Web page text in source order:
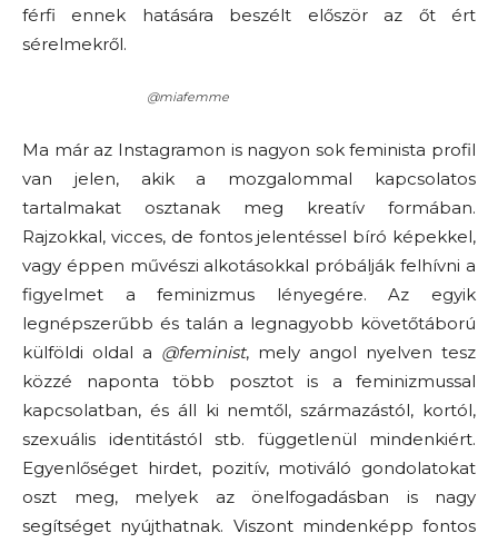
férfi ennek hatására beszélt először az őt ért
sérelmekről.
@miafemme
Ma már az Instagramon is nagyon sok feminista profil
van jelen, akik a mozgalommal kapcsolatos
tartalmakat osztanak meg kreatív formában.
Rajzokkal, vicces, de fontos jelentéssel bíró képekkel,
vagy éppen művészi alkotásokkal próbálják felhívni a
figyelmet a feminizmus lényegére. Az egyik
legnépszerűbb és talán a legnagyobb követőtáború
külföldi oldal a @feminist, mely angol nyelven tesz
közzé naponta több posztot is a feminizmussal
kapcsolatban, és áll ki nemtől, származástól, kortól,
szexuális identitástól stb. függetlenül mindenkiért.
Egyenlőséget hirdet, pozitív, motiváló gondolatokat
oszt meg, melyek az önelfogadásban is nagy
segítséget nyújthatnak. Viszont mindenképp fontos